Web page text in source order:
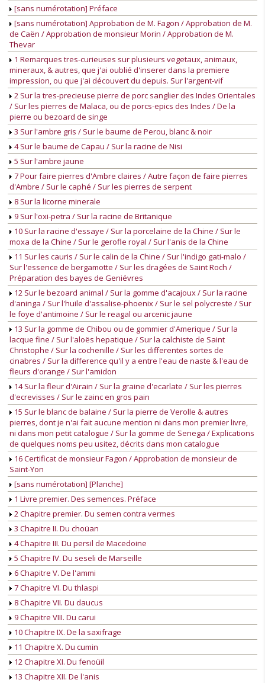
[sans numérotation] Préface
[sans numérotation] Approbation de M. Fagon / Approbation de M.
de Caën / Approbation de monsieur Morin / Approbation de M.
Thevar
1 Remarques tres-curieuses sur plusieurs vegetaux, animaux,
mineraux, & autres, que j'ai oublié d'inserer dans la premiere
impression, ou que j'ai découvert du depuis. Sur l'argent-vif
2 Sur la tres-precieuse pierre de porc sanglier des Indes Orientales
/ Sur les pierres de Malaca, ou de porcs-epics des Indes / De la
pierre ou bezoard de singe
3 Sur l'ambre gris / Sur le baume de Perou, blanc & noir
4 Sur le baume de Capau / Sur la racine de Nisi
5 Sur l'ambre jaune
7 Pour faire pierres d'Ambre claires / Autre façon de faire pierres
d'Ambre / Sur le caphé / Sur les pierres de serpent
8 Sur la licorne minerale
9 Sur l'oxi-petra / Sur la racine de Britanique
10 Sur la racine d'essaye / Sur la porcelaine de la Chine / Sur le
moxa de la Chine / Sur le gerofle royal / Sur l'anis de la Chine
11 Sur les cauris / Sur le calin de la Chine / Sur l'indigo gati-malo /
Sur l'essence de bergamotte / Sur les dragées de Saint Roch /
Préparation des bayes de Geniévres
12 Sur le bezoard animal / Sur la gomme d'acajoux / Sur la racine
d'aninga / Sur l'huile d'assalise-phoenix / Sur le sel polycreste / Sur
le foye d'antimoine / Sur le reagal ou arcenic jaune
13 Sur la gomme de Chibou ou de gommier d'Amerique / Sur la
lacque fine / Sur l'aloës hepatique / Sur la calchiste de Saint
Christophe / Sur la cochenille / Sur les differentes sortes de
cinabres / Sur la difference qu'il y a entre l'eau de naste & l'eau de
fleurs d'orange / Sur l'amidon
14 Sur la fleur d'Airain / Sur la graine d'ecarlate / Sur les pierres
d'ecrevisses / Sur le zainc en gros pain
15 Sur le blanc de balaine / Sur la pierre de Verolle & autres
pierres, dont je n'ai fait aucune mention ni dans mon premier livre,
ni dans mon petit catalogue / Sur la gomme de Senega / Explications
de quelques noms peu usitez, décrits dans mon catalogue
16 Certificat de monsieur Fagon / Approbation de monsieur de
Saint-Yon
[sans numérotation] [Planche]
1 Livre premier. Des semences. Préface
2 Chapitre premier. Du semen contra vermes
3 Chapitre II. Du choüan
4 Chapitre III. Du persil de Macedoine
5 Chapitre IV. Du seseli de Marseille
6 Chapitre V. De l'ammi
7 Chapitre VI. Du thlaspi
8 Chapitre VII. Du daucus
9 Chapitre VIII. Du carui
10 Chapitre IX. De la saxifrage
11 Chapitre X. Du cumin
12 Chapitre XI. Du fenoüil
13 Chapitre XII. De l'anis